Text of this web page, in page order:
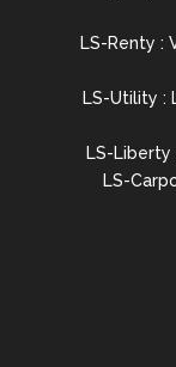
LS-Renty :
LS-Utility :
LS-
LS-